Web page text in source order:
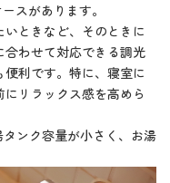
スがあります。
ときなど、そのときに
わせて対応できる調光
利です。特に、寝室に
リラックス感を高めら
ンク容量が小さく、お湯